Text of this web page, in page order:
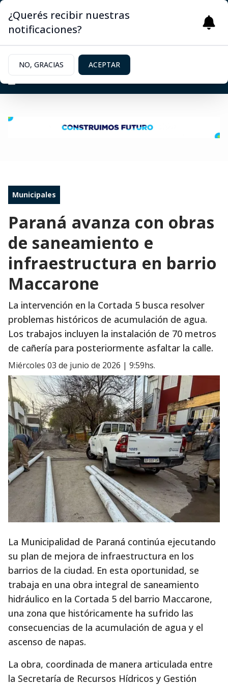
Municipales
Paraná avanza con obras
de saneamiento e
infraestructura en barrio
Maccarone
La intervención en la Cortada 5 busca resolver
problemas históricos de acumulación de agua.
Los trabajos incluyen la instalación de 70 metros
de cañería para posteriormente asfaltar la calle.
miércoles 03 de junio de 2026 | 9:59hs.
La Municipalidad de Paraná continúa ejecutando
su plan de mejora de infraestructura en los
barrios de la ciudad. En esta oportunidad, se
trabaja en una obra integral de saneamiento
hidráulico en la Cortada 5 del barrio Maccarone,
una zona que históricamente ha sufrido las
consecuencias de la acumulación de agua y el
ascenso de napas.
La obra, coordinada de manera articulada entre
la Secretaría de Recursos Hídricos y Gestión
¿Querés recibir nuestras
notificaciones?
NO, GRACIAS ACEPTAR